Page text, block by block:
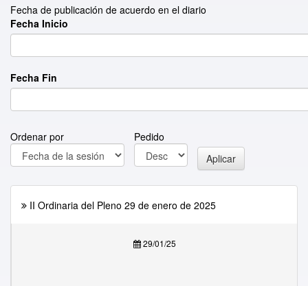
Fecha de publicación de acuerdo en el diario
Fecha Inicio
Fecha Fin
Ordenar por
Pedido
Aplicar
II Ordinaria del Pleno 29 de enero de 2025
29/01/25